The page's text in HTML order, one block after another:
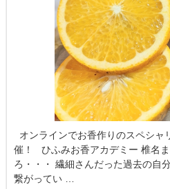
オンラインでお香作りのスペシャ
催！ ひふみお香アカデミー 椎名
ろ・・・ 繊細さんだった過去の自
繋がってい …